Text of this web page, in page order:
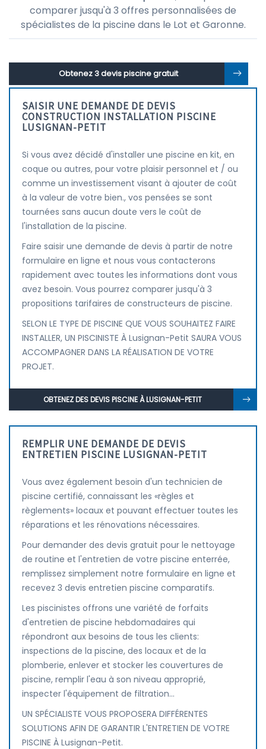
comparer jusqu'à 3 offres personnalisées de
spécialistes de la piscine dans le Lot et Garonne.
Obtenez 3 devis piscine gratuit
SAISIR UNE DEMANDE DE DEVIS
CONSTRUCTION INSTALLATION PISCINE
LUSIGNAN-PETIT
Si vous avez décidé d'installer une piscine en kit, en
coque ou autres, pour votre plaisir personnel et / ou
comme un investissement visant à ajouter de coût
à la valeur de votre bien., vos pensées se sont
tournées sans aucun doute vers le coût de
l'installation de la piscine.
Faire saisir une demande de devis à partir de notre
formulaire en ligne et nous vous contacterons
rapidement avec toutes les informations dont vous
avez besoin. Vous pourrez comparer jusqu'à 3
propositions tarifaires de constructeurs de piscine.
SELON LE TYPE DE PISCINE QUE VOUS SOUHAITEZ FAIRE
INSTALLER, UN PISCINISTE À Lusignan-Petit SAURA VOUS
ACCOMPAGNER DANS LA RÉALISATION DE VOTRE
PROJET.
OBTENEZ DES DEVIS PISCINE À LUSIGNAN-PETIT
REMPLIR UNE DEMANDE DE DEVIS
ENTRETIEN PISCINE LUSIGNAN-PETIT
Vous avez également besoin d'un technicien de
piscine certifié, connaissant les «règles et
règlements» locaux et pouvant effectuer toutes les
réparations et les rénovations nécessaires.
Pour demander des devis gratuit pour le nettoyage
de routine et l'entretien de votre piscine enterrée,
remplissez simplement notre formulaire en ligne et
recevez 3 devis entretien piscine comparatifs.
Les piscinistes offrons une variété de forfaits
d'entretien de piscine hebdomadaires qui
répondront aux besoins de tous les clients:
inspections de la piscine, des locaux et de la
plomberie, enlever et stocker les couvertures de
piscine, remplir l'eau à son niveau approprié,
inspecter l'équipement de filtration...
UN SPÉCIALISTE VOUS PROPOSERA DIFFÉRENTES
SOLUTIONS AFIN DE GARANTIR L'ENTRETIEN DE VOTRE
PISCINE À Lusignan-Petit.